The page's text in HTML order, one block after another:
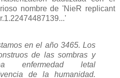
nombre de 'NieR replicant
en el año 3465. Los
de las sombras y
enfermedad letal
de la humanidad.